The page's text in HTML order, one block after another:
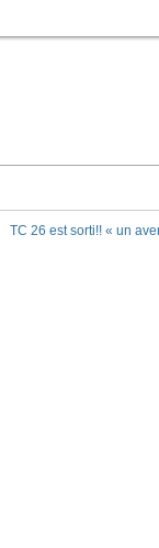
TC 26 est sorti!! « un